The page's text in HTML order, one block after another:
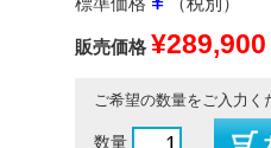
販売価格 ¥289,900
ご希望の数量をご入力く
数量